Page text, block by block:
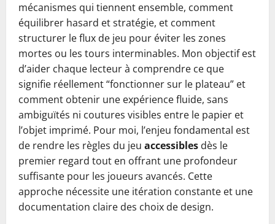
mécanismes qui tiennent ensemble, comment
équilibrer hasard et stratégie, et comment
structurer le flux de jeu pour éviter les zones
mortes ou les tours interminables. Mon objectif est
d’aider chaque lecteur à comprendre ce que
signifie réellement “fonctionner sur le plateau” et
comment obtenir une expérience fluide, sans
ambiguïtés ni coutures visibles entre le papier et
l’objet imprimé. Pour moi, l’enjeu fondamental est
de rendre les règles du jeu accessibles dès le
premier regard tout en offrant une profondeur
suffisante pour les joueurs avancés. Cette
approche nécessite une itération constante et une
documentation claire des choix de design.